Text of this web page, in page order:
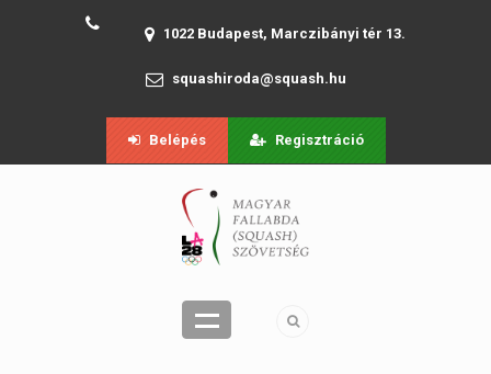
1022 Budapest, Marczibányi tér 13.
squashiroda@squash.hu
Belépés Regisztráció